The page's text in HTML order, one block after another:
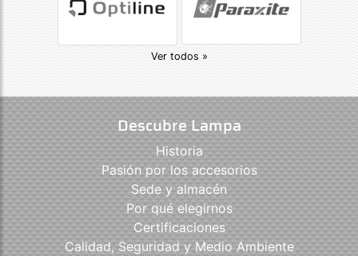
Ver todos »
Descubre Lampa
Historia
Pasión por los accesorios
Sede y almacén
Por qué elegirnos
Certificaciones
Calidad, Seguridad y Medio Ambiente